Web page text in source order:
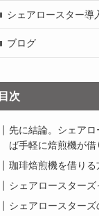
シェアロースター導
ブログ
目次
先に結論。シェア
ば手軽に焙煎機が借
珈琲焙煎機を借りる
シェアロースターズ
シェアロースターズ